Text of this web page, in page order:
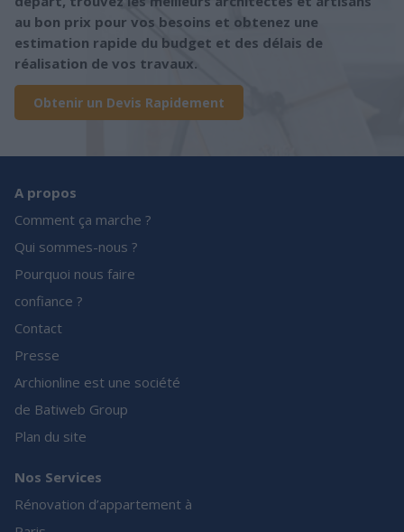
au bon prix pour vos besoins et obtenez une
estimation rapide du budget et des délais de
réalisation de vos travaux.
Obtenir un Devis Rapidement
A propos
Comment ça marche ?
Qui sommes-nous ?
Pourquoi nous faire
confiance ?
Contact
Presse
Archionline est une société
de Batiweb Group
Plan du site
Nos Services
Rénovation d’appartement à